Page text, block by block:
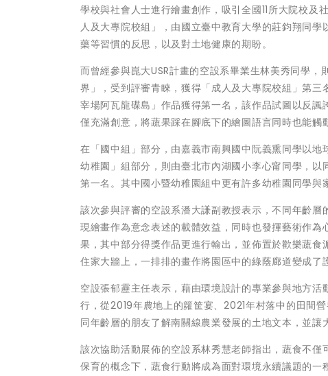
學校與社會人士進行繪畫創作，吸引全國11所大院校
人及大專院校組」，由國立臺中教育大學的莊鈞翔同
藥等習慣的反思，以及對土地健康的期盼。
而曾經參與崑大USR計畫的空設系畢業生林美秀同學
界」，受到評審青睞，獲得「成人及大專院校組」第
宰場阿瓦龍碟島」作品獲得第一名，該作品試圖以反
僅充滿創意，將蔬果踩在腳底下的繪圖語言同時也能觸
在「國中組」部分，由嘉義市南興國中阮義熏同學以
幼稚園」組部分，則由臺北市內湖國小李心甯同學，
第一名。其中國小暨幼稚園組中更有許多幼稚園同學與
該次參與評審的空設系潘大謙副教授表示，不同年齡
現繪畫作為意念表述的載體效益，同時也發揮藝術作
果，其中部分得獎作品更進行輸出，並佈置於歡樂蔬
住家大牆上，一排排的畫作將園區中的綠蔭廊道變成了
空設張郁靂主任表示，藉由環境設計的專業參與地方
行，從2019年農地上的籮筐宴、2021年村落中的田間
同年齡層的朋友了解南關線農業發展的土地文本，並讓
該次協助活動展佈的空設系林秀慧老師指出，蔬食不
保育的概念下，蔬食行動將成為面對環境永續議題的